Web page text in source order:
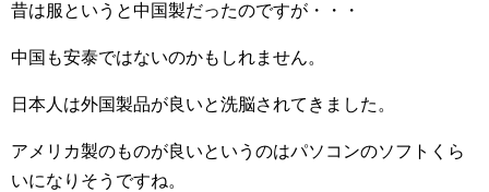
昔は服というと中国製だったのですが・・・
中国も安泰ではないのかもしれません。
日本人は外国製品が良いと洗脳されてきました。
アメリカ製のものが良いというのはパソコンのソフトくら
いになりそうですね。